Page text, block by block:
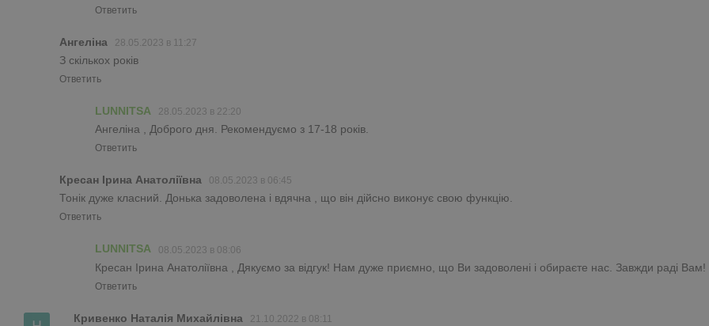
Ответить
Ангеліна 28.05.2023 в 11:27
З скількох років
Ответить
LUNNITSA 28.05.2023 в 22:20
Ангеліна , Доброго дня. Рекомендуємо з 17-18 років.
Ответить
Кресан Ірина Анатоліївна 08.05.2023 в 06:45
Тонік дуже класний. Донька задоволена і вдячна , що він дійсно виконує свою функцію.
Ответить
LUNNITSA 08.05.2023 в 08:06
Кресан Ірина Анатоліївна , Дякуємо за відгук! Нам дуже приємно, що Ви задоволені і обираєте нас. Завжди раді Вам!
Ответить
Кривенко Наталія Михайлівна 21.10.2022 в 08:11